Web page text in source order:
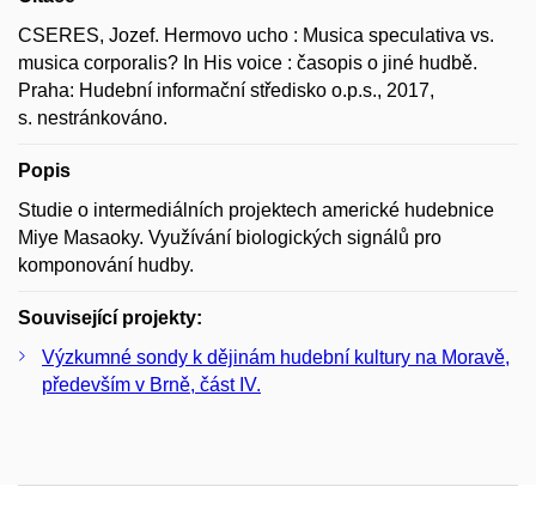
CSERES, Jozef. Hermovo ucho : Musica speculativa vs.
musica corporalis? In His voice : časopis o jiné hudbě.
Praha: Hudební informační středisko o.p.s., 2017,
s. nestránkováno.
Popis
Studie o intermediálních projektech americké hudebnice
Miye Masaoky. Využívání biologických signálů pro
komponování hudby.
Související projekty:
Výzkumné sondy k dějinám hudební kultury na Moravě,
především v Brně, část IV.